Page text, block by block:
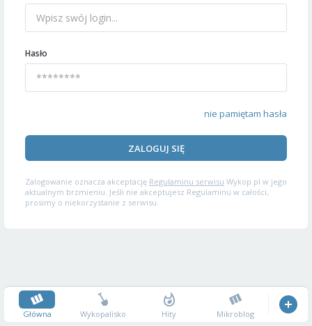
Hasło
nie pamiętam hasła
ZALOGUJ SIĘ
Zalogowanie oznacza akceptację Regulaminu serwisu Wykop.pl w jego
aktualnym brzmieniu. Jeśli nie akceptujesz Regulaminu w całości,
prosimy o niekorzystanie z serwisu.
Główna Wykopalisko Hity Mikroblog